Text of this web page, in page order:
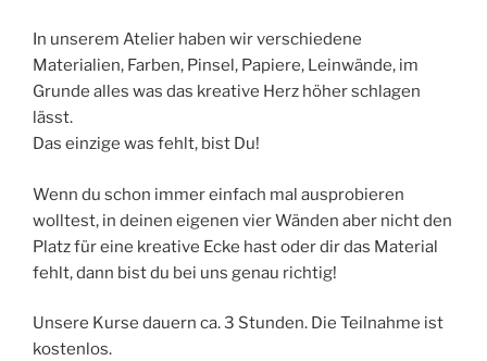
In unserem Atelier haben wir verschiedene
Materialien, Farben, Pinsel, Papiere, Leinwände, im
Grunde alles was das kreative Herz höher schlagen
lässt.
Das einzige was fehlt, bist Du!
Wenn du schon immer einfach mal ausprobieren
wolltest, in deinen eigenen vier Wänden aber nicht den
Platz für eine kreative Ecke hast oder dir das Material
fehlt, dann bist du bei uns genau richtig!
Unsere Kurse dauern ca. 3 Stunden. Die Teilnahme ist
kostenlos.